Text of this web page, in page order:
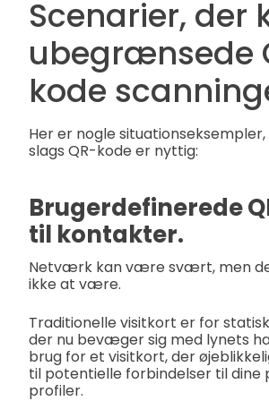
Scenarier, der
ubegrænsede
kode
Her er nogle
slags QR-kode er nyttig:
Brugerdefinerede
til kontakter.
Netværk kan være svært, men
ikke at være.
Traditionelle visitkort er for
der nu bevæger sig med lynets
brug for et visitkort, der
til potentielle forbindelser til dine
profiler.